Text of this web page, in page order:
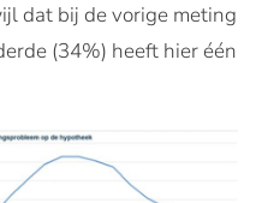
dat bij de vorige meting
(34%) heeft hier één